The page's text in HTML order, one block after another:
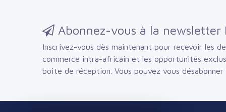
Abonnez-vous à la newsletter
Inscrivez-vous dès maintenant pour recevoir les
commerce intra-africain et les opportunités
boîte de réception. Vous pouvez vous